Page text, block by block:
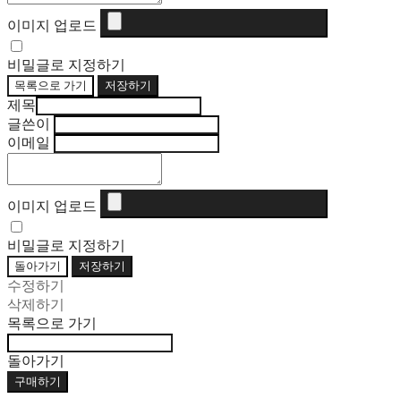
이미지 업로드
비밀글로 지정하기
목록으로 가기 저장하기
제목
글쓴이
이메일
이미지 업로드
비밀글로 지정하기
돌아가기 저장하기
수정하기
삭제하기
목록으로 가기
돌아가기
구매하기